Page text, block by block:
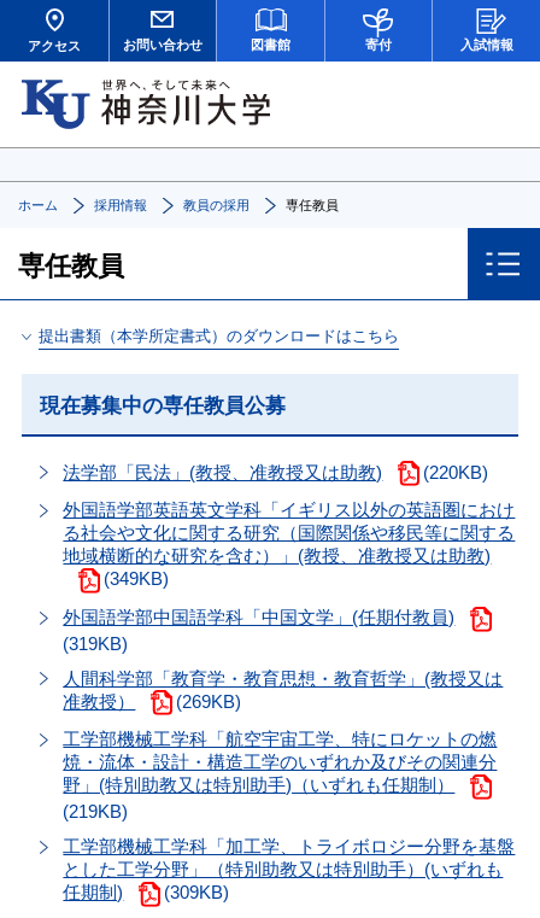
アクセス お問い合わせ 図書館 寄付 入試情報
ホーム 採用情報 教員の採用 専任教員
専任教員
提出書類（本学所定書式）のダウンロードはこちら
現在募集中の専任教員公募
法学部「民法」(教授、准教授又は助教)
(220KB)
外国語学部英語英文学科「イギリス以外の英語圏におけ
る社会や文化に関する研究（国際関係や移民等に関する
地域横断的な研究を含む）」(教授、准教授又は助教)
(349KB)
外国語学部中国語学科「中国文学」(任期付教員)
(319KB)
人間科学部「教育学・教育思想・教育哲学」(教授又は
准教授）
(269KB)
工学部機械工学科「航空宇宙工学、特にロケットの燃
焼・流体・設計・構造工学のいずれか及びその関連分
野」(特別助教又は特別助手)（いずれも任期制）
(219KB)
工学部機械工学科「加工学、トライボロジー分野を基盤
とした工学分野」（特別助教又は特別助手）(いずれも
任期制)
(309KB)